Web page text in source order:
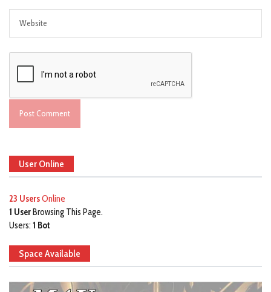
User Online
23 UsersOnline
1 UserBrowsing This Page.
Users: 1 Bot
Space Available